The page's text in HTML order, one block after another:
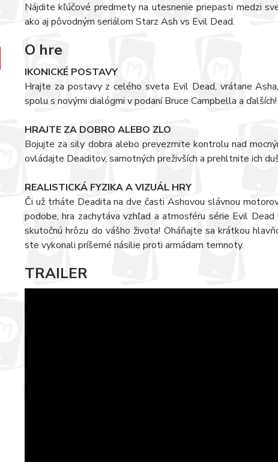
Nájdite kľúčové predmety na utesnenie priepasti medzi
ako aj pôvodným seriálom Starz Ash vs Evil Dead.
O hre
IKONICKÉ POSTAVY
Hrajte za postavy z celého sveta Evil Dead, vrátane
spolu s novými dialógmi v podaní Bruce Campbella a ďalších!
HRAJTE ZA DOBRO ALEBO ZLO
Bojujte za sily dobra alebo prevezmite kontrolu nad
ovládajte Deaditov, samotných preživších a prehltnite ich
REALISTICKÁ FYZIKA A VIZUÁL HRY
Či už trháte Deadita na dve časti Ashovou slávnou
podobe, hra zachytáva vzhľad a atmosféru série Evil
skutočnú hrôzu do vášho života! Oháňajte sa krátkou
ste vykonali príšerné násilie proti armádam temnoty.
TRAILER